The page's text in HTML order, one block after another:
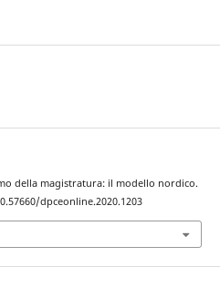
della magistratura: il modello nordico.
dpceonline.2020.1203